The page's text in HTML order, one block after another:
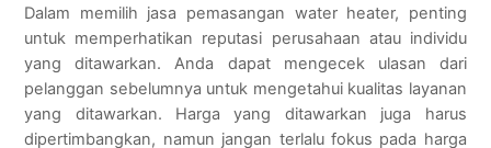
Dalam memilih jasa pemasangan water heater, penting
untuk memperhatikan reputasi perusahaan atau individu
yang ditawarkan. Anda dapat mengecek ulasan dari
pelanggan sebelumnya untuk mengetahui kualitas layanan
yang ditawarkan. Harga yang ditawarkan juga harus
dipertimbangkan, namun jangan terlalu fokus pada harga